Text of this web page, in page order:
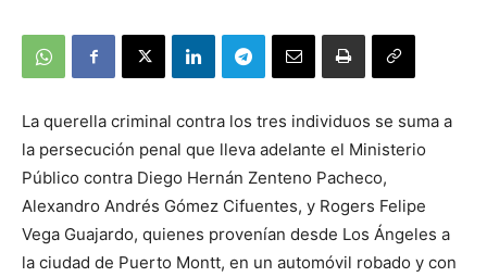
La querella criminal contra los tres individuos se suma a
la persecución penal que lleva adelante el Ministerio
Público contra Diego Hernán Zenteno Pacheco,
Alexandro Andrés Gómez Cifuentes, y Rogers Felipe
Vega Guajardo, quienes provenían desde Los Ángeles a
la ciudad de Puerto Montt, en un automóvil robado y con